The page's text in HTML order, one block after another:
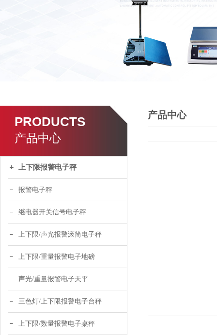
PRODUCTS
产品中心
上下限报警电子秤
报警电子秤
继电器开关信号电子秤
上下限/声光报警滚筒电子秤
上下限/重量报警电子地磅
声光/重量报警电子天平
三色灯/上下限报警电子台秤
上下限/数量报警电子桌秤
产品中心